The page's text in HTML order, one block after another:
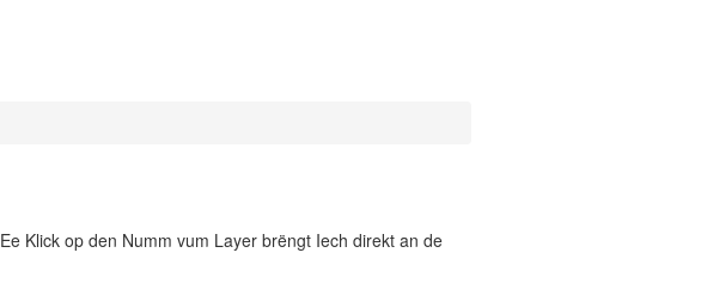
Klick op den Numm vum Layer brëngt Iech direkt an de